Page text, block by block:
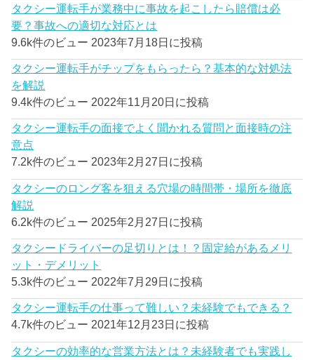
タクシー運転手が業務中に事故を起こしたら賠償は必
要？事故への適切な対応とは
9.6k件のビュー 2023年7月18日に投稿
タクシー運転手がチップをもらったら？基本的な対処法
を解説
9.4k件のビュー 2022年11月20日に投稿
タクシー運転手の面接でよく聞かれる質問と面接時の注
意点
7.2k件のビュー 2023年2月27日に投稿
タクシーのロング客を狙える穴場の時間帯・場所を徹底
解説
6.2k件のビュー 2025年2月27日に投稿
タクシードライバーの足切りとは！？固定給があるメリ
ット・デメリット
5.3k件のビュー 2022年7月29日に投稿
タクシー運転手の仕事って難しい？未経験でもできる？
4.7k件のビュー 2021年12月23日に投稿
タクシーの効率的な営業方法とは？未経験者でも実践し